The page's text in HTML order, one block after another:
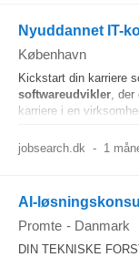
Nyuddannet IT-
København
Kickstart din karriere
softwareudvikler, der
karriere i en
jobsearch.dk - 1
AI-
Promte - Danmark
DIN TEKNISKE